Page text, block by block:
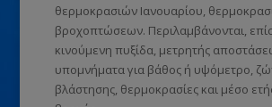
θερμοκρασιών Ιανουαρίου,
βροχοπτώσεων. Περιλαμβάνονται,
κινούμενη πυξίδα, μετρητής
υπομνήματα για βάθος ή υψόμετρο,
βλάστησης, θερμοκρασίες και μέσο